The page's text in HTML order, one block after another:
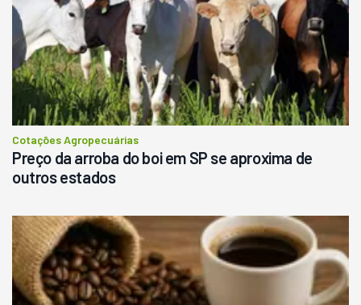
Cotações Agropecuárias
Preço da arroba do boi em SP se aproxima de
outros estados